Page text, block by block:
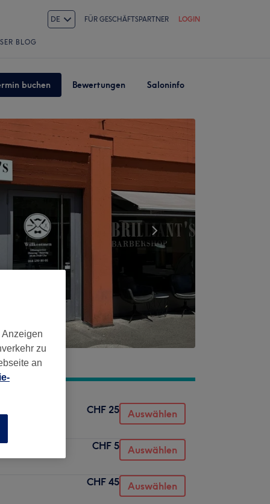
DE FÜR GESCHÄFTSPARTNER LOGIN
BLOG
buchen Bewertungen Saloninfo
CHF 25 Auswählen
CHF 5 Auswählen
CHF 45 Auswählen
zu
an